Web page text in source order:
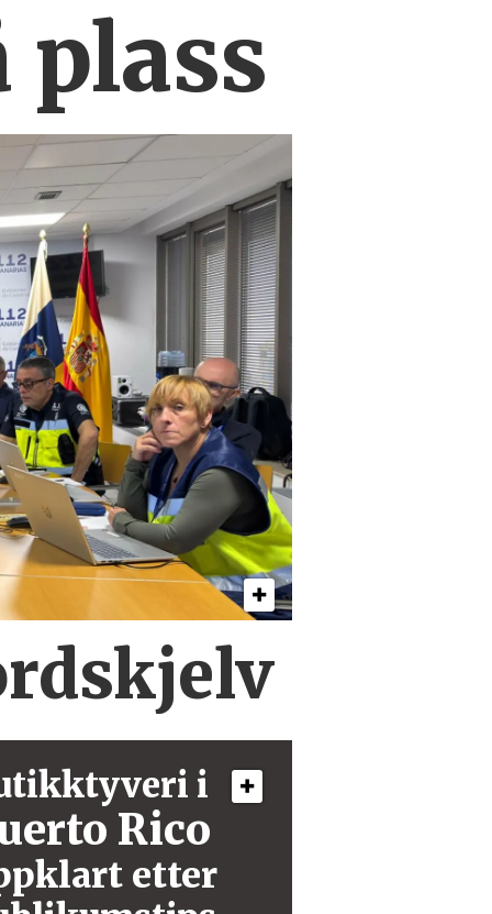
plass
i
Rico
etter